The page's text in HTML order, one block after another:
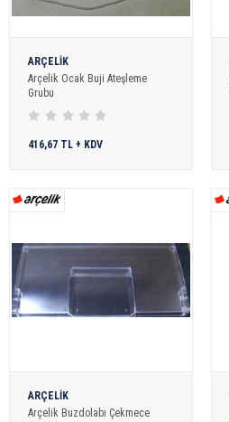
ARÇELİK
Arçelik Ocak Buji Ateşleme
Grubu
416,67 TL + KDV
ARÇELİK
Arçelik Buzdolabı Çekmece